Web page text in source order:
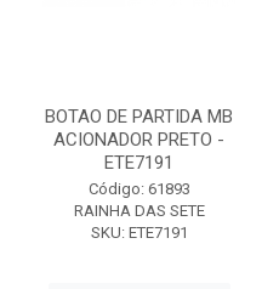
BOTAO DE PARTIDA MB
ACIONADOR PRETO -
ETE7191
Código: 61893
RAINHA DAS SETE
SKU: ETE7191